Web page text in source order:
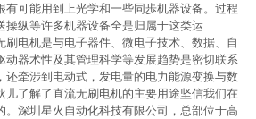
有可能用到上光学和一些同歩机器设备。过程
操纵等许多机器设备全是归属于这类运
机是与电子器件、微电子技术、数据、自
动器术性及其管理科学等发展趋势是密切联系
还牵涉到电动式，发电量的电力能源变换与数
儿了解了直流无刷电机的主要用途坚信我们在
。深圳星火自动化科技有限公司，总部位于高